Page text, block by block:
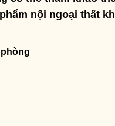
nội ngoại thất